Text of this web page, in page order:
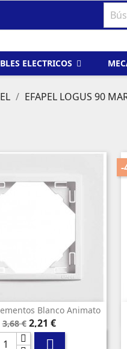
ELECTRICOS
EFAPEL LOGUS 90
Blanco Animato
Precio
base
3,68 € Precio
2,21 €

Vista rápida
-